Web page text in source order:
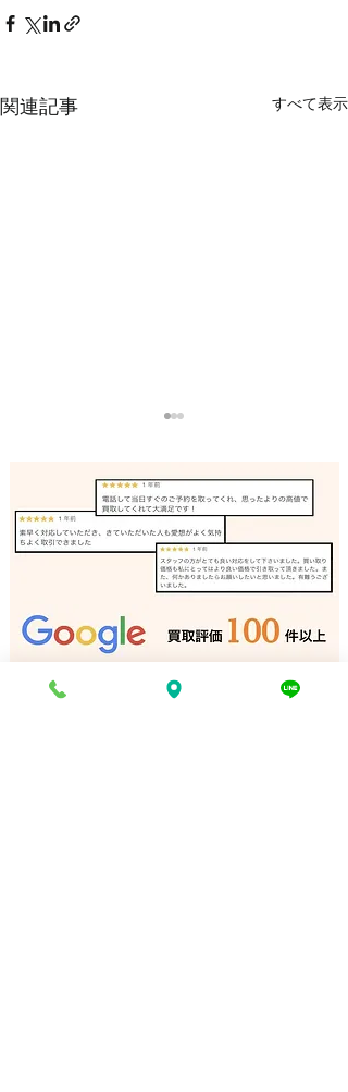
関連記事 すべて表示
バンドソー 買取 相生市｜
姫路の買取専門店